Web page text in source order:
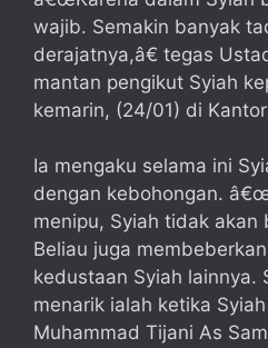
wajib. Semakin banyak
derajatnya,â€ tegas
mantan pengikut Syiah
kemarin, (24/01) di
Ia mengaku selama ini
dengan kebohongan.
menipu, Syiah tidak akan
Beliau juga
kedustaan Syiah lainnya.
menarik ialah ketika
Muhammad Tijani As